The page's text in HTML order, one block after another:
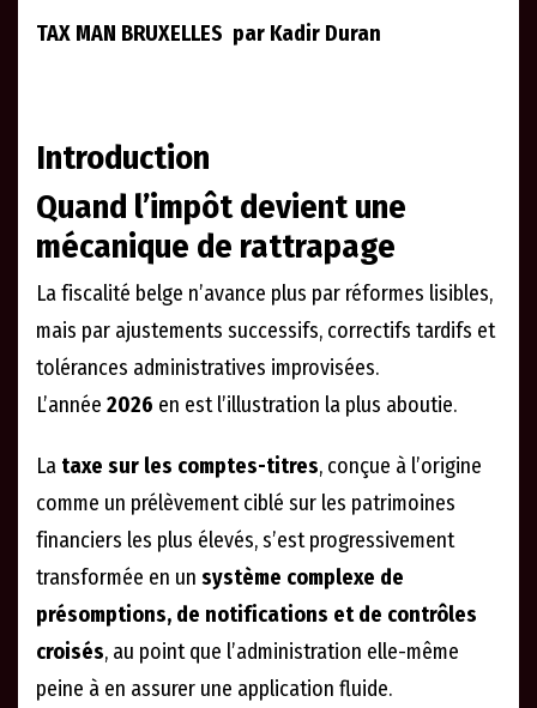
TAX MAN BRUXELLES par Kadir Duran
Introduction
Quand l’impôt devient une
mécanique de rattrapage
La fiscalité belge n’avance plus par réformes lisibles,
mais par ajustements successifs, correctifs tardifs et
tolérances administratives improvisées.
L’année 2026 en est l’illustration la plus aboutie.
La taxe sur les comptes-titres, conçue à l’origine
comme un prélèvement ciblé sur les patrimoines
financiers les plus élevés, s’est progressivement
transformée en un système complexe de
présomptions, de notifications et de contrôles
croisés, au point que l’administration elle-même
peine à en assurer une application fluide.